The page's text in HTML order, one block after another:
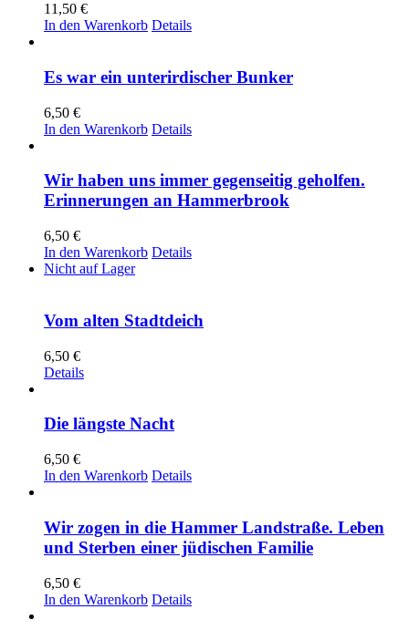
11,50 €
In den Warenkorb Details
Es war ein unterirdischer Bunker
6,50 €
In den Warenkorb Details
Wir haben uns immer gegenseitig geholfen.
Erinnerungen an Hammerbrook
6,50 €
In den Warenkorb Details
Nicht auf Lager
Vom alten Stadtdeich
6,50 €
Details
Die längste Nacht
6,50 €
In den Warenkorb Details
Wir zogen in die Hammer Landstraße. Leben
und Sterben einer jüdischen Familie
6,50 €
In den Warenkorb Details